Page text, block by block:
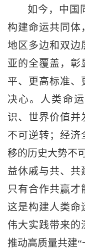
如今，中国
构建命运共同体
地区多边和双边
亚的全覆盖，彰
平、更高标准、
决心。人类命
识、世界价值并
不可逆转；经济
移的历史大势不
益休戚与共、共
只有合作共赢才
这是构建人类命
伟大实践带来的
推动高质量共建“